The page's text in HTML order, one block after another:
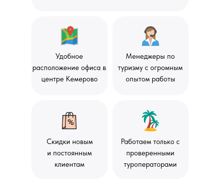
Удобное
расположение офиса в
центре Кемерово
Менеджеры по
туризму с огромным
опытом работы
Скидки новым
и постоянным
клиентам
Работаем только с
проверенными
туроператорами